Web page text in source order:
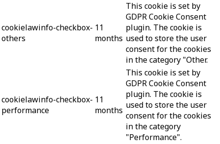
cookielawinfo-checkbox-
others
11
months
This cookie is set by
GDPR Cookie Consent
plugin. The cookie is
used to store the user
consent for the cookies
in the category "Other.
cookielawinfo-checkbox-
performance
11
months
This cookie is set by
GDPR Cookie Consent
plugin. The cookie is
used to store the user
consent for the cookies
in the category
"Performance".